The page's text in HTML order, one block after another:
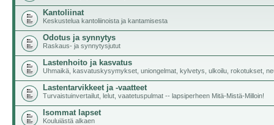
Kantoliinat
Keskustelua kantoliinoista ja kantamisesta
Odotus ja synnytys
Raskaus- ja synnytysjutut
Lastenhoito ja kasvatus
Uhmaikä, kasvatuskysymykset, uniongelmat, kylvetys, ulkoilu, rokotukset,
Lastentarvikkeet ja -vaatteet
Turvaistuinvertailut, lelut, vaatetuspulmat -- lapsiperheen Mitä-Mistä-Milloin!
Isommat lapset
Kouluiästä alkaen